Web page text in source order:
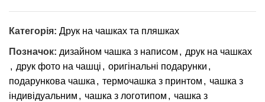
Категорія: Друк на чашках та пляшках
Позначок: дизайном чашка з написом , друк на чашках
, друк фото на чашці , оригінальні подарунки ,
подарункова чашка , термочашка з принтом , чашка з
індивідуальним , чашка з логотипом , чашка з